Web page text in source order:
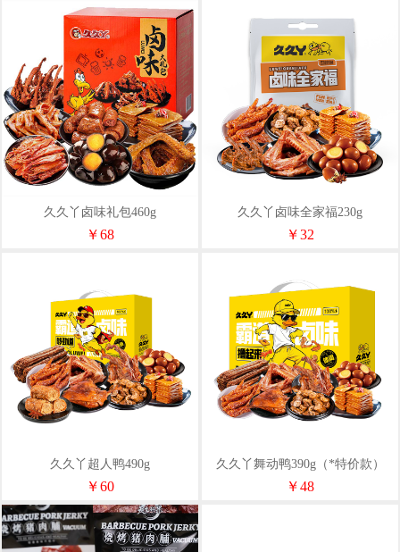
久久丫卤味礼包460g
￥68
久久丫卤味全家福230g
￥32
久久丫超人鸭490g
￥60
久久丫舞动鸭390g（*特价款）
￥48